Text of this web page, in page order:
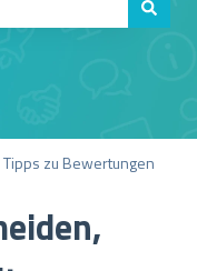
Tipps zu Bewertungen